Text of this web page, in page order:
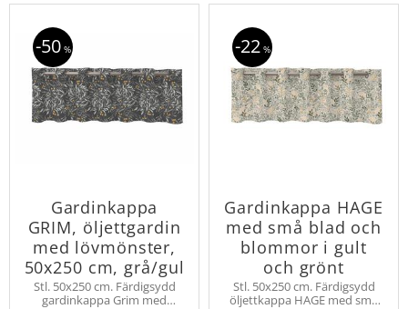
Gardinkappa
GRIM, öljettgardin
med lövmönster,
50x250 cm, grå/gul
Stl. 50x250 cm. Färdigsydd
gardinkappa Grim med
50 %
Gardinkappa HAGE
med små blad och
blommor i gult
och grönt
Stl. 50x250 cm. Färdigsydd
öljettkappa HAGE med små
22 %